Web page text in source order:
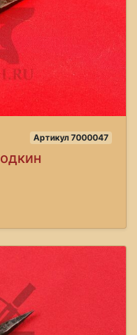
Артикул 7000047